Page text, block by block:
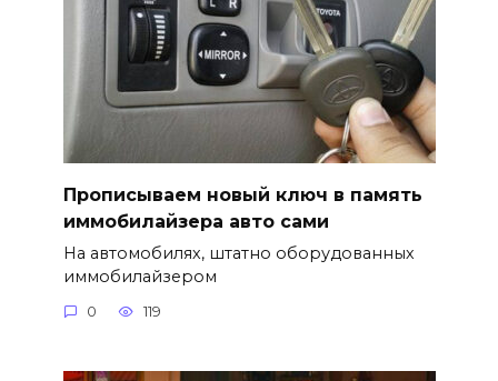
Прописываем новый ключ в память
иммобилайзера авто сами
На автомобилях, штатно оборудованных
иммобилайзером
0 119